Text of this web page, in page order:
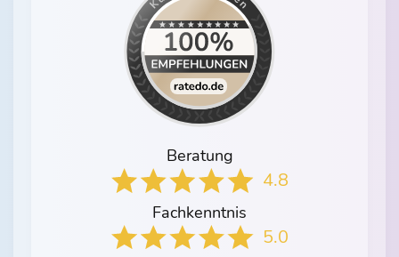
Beratung
4.8
Fachkenntnis
5.0